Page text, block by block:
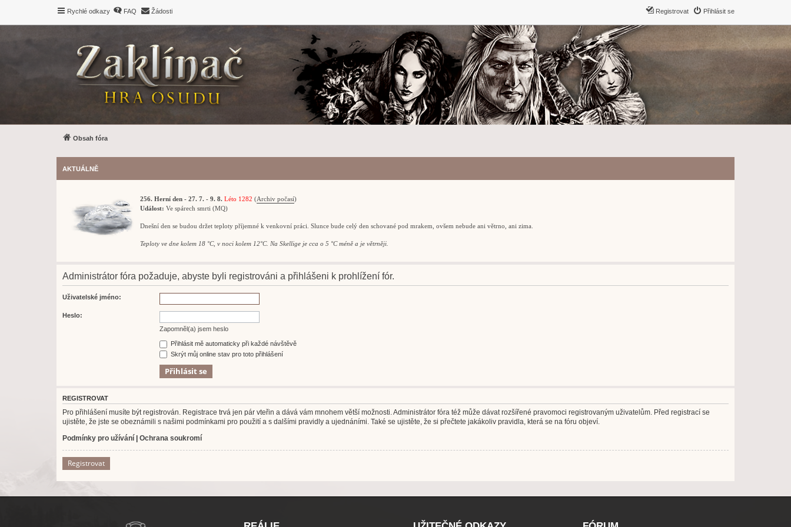
Rychlé odkazy FAQ Žádosti Přihlásit se
Registrovat
Obsah fóra
AKTUÁLNĚ
256. Herní den - 27. 7. - 9. 8. Léto 1282 (Archiv počasí)
Událost: Ve spárech smrti (MQ)
Dnešní den se budou držet teploty příjemné k venkovní práci. Slunce bude celý den schované pod mrakem, ovšem nebude ani větrno, ani zima.
Teploty ve dne kolem 18 °C, v noci kolem 12°C. Na Skellige je cca o 5 °C méně a je větrněji.
Administrátor fóra požaduje, abyste byli registrováni a přihlášeni k prohlížení fór.
Uživatelské jméno:
Heslo:
Zapomněl(a) jsem heslo
Přihlásit mě automaticky při každé návštěvě
Skrýt můj online stav pro toto přihlášení
REGISTROVAT
Pro přihlášení musíte být registrován. Registrace trvá jen pár vteřin a dává vám mnohem větší možnosti. Administrátor fóra též může dávat rozšířené pravomoci registrovaným uživatelům. Před registrací se
ujistěte, že jste se obeznámili s našimi podmínkami pro použití a s dalšími pravidly a ujednáními. Také se ujistěte, že si přečtete jakákoliv pravidla, která se na fóru objeví.
Podmínky pro užívání | Ochrana soukromí
Registrovat